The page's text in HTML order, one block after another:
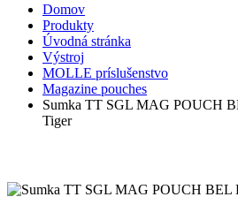
Domov
Produkty
Úvodná stránka
Výstroj
MOLLE príslušenstvo
Magazine pouches
Sumka TT SGL MAG POUCH
Tiger